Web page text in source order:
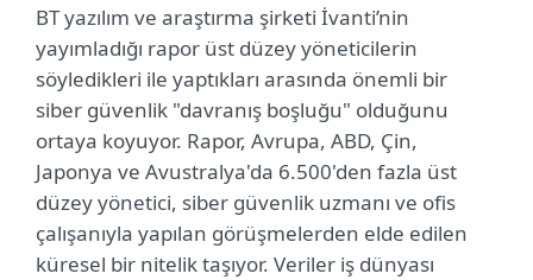
BT yazılım ve araştırma şirketi İvanti’nin
yayımladığı rapor üst düzey yöneticilerin
söyledikleri ile yaptıkları arasında önemli bir
siber güvenlik "davranış boşluğu" olduğunu
ortaya koyuyor. Rapor, Avrupa, ABD, Çin,
Japonya ve Avustralya'da 6.500'den fazla üst
düzey yönetici, siber güvenlik uzmanı ve ofis
çalışanıyla yapılan görüşmelerden elde edilen
küresel bir nitelik taşıyor. Veriler iş dünyası